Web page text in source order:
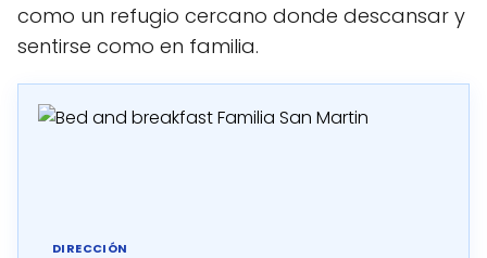
como un refugio cercano donde descansar y
sentirse como en familia.
DIRECCIÓN